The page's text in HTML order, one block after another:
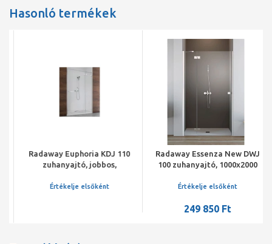
Hasonló termékek
Radaway Euphoria KDJ 110
zuhanyajtó, jobbos,
Értékelje elsőként
Radaway Essenza New DWJ
100 zuhanyajtó, 1000x2000
Értékelje elsőként
249 850 Ft